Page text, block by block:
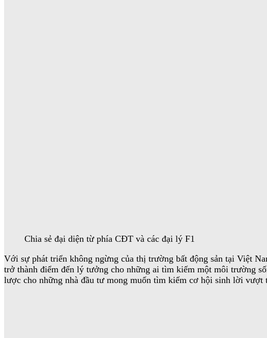
Chia sẻ đại diện từ phía CĐT và các đại lý F1
Với sự phát triển không ngừng của thị trường bất động sản tại Việt
trở thành điểm đến lý tưởng cho những ai tìm kiếm một môi trường
lược cho những nhà đầu tư mong muốn tìm kiếm cơ hội sinh lời